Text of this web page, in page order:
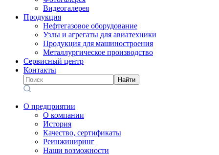
Видеогалерея
Продукция
Нефтегазовое оборудование
Узлы и агрегаты для авиатехники
Продукция для машиностроения
Металлургическое производство
Сервисный центр
Контакты
Найти
О предприятии
О компании
История
Качество, сертификаты
Реинжиниринг
Наши возможности